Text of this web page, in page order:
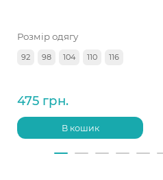
Розмір одягу
92 98 104 110 116
475 грн.
В кошик